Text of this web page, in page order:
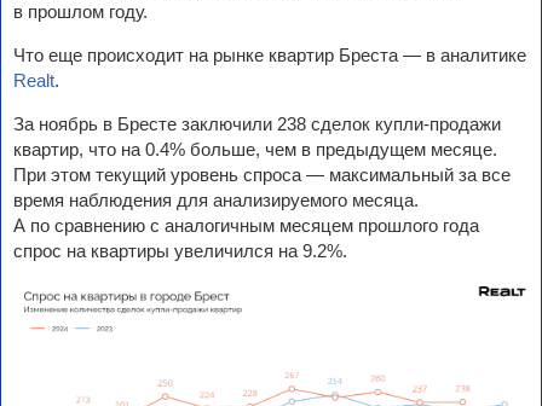
в прошлом году.
Что еще происходит на рынке квартир Бреста — в аналитике
Realt.
За ноябрь в Бресте заключили 238 сделок купли-продажи
квартир, что на 0.4% больше, чем в предыдущем месяце.
При этом текущий уровень спроса — максимальный за все
время наблюдения для анализируемого месяца.
А по сравнению с аналогичным месяцем прошлого года
спрос на квартиры увеличился на 9.2%.